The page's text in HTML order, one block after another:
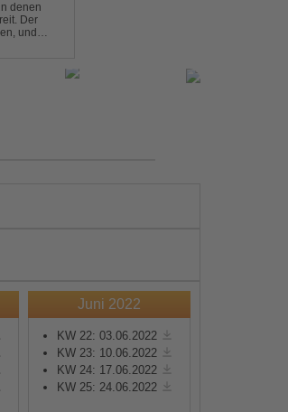
denen
Der
und
Juni 2022
KW 22: 03.06.2022
KW 23: 10.06.2022
KW 24: 17.06.2022
KW 25: 24.06.2022